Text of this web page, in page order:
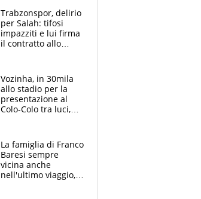
Trabzonspor, delirio
per Salah: tifosi
impazziti e lui firma
il contratto allo
Vozinha, in 30mila
allo stadio per la
presentazione al
Colo-Colo tra luci,
La famiglia di Franco
Baresi sempre
vicina anche
nell'ultimo viaggio,